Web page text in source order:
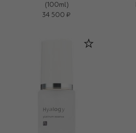
(100ml)
34 500 ₽